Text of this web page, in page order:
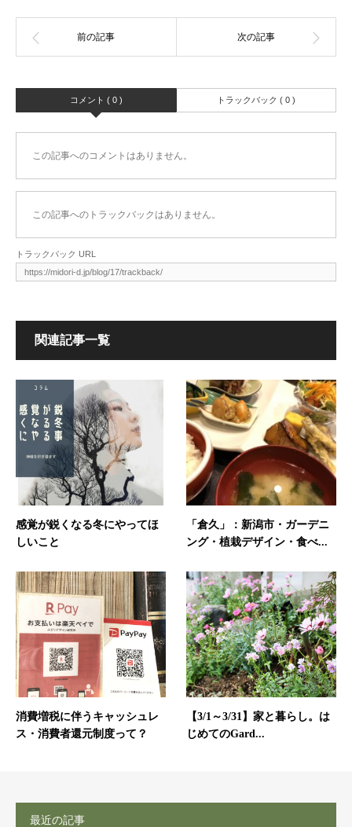
コメント ( 0 ) トラックバック ( 0 )
この記事へのコメントはありません。
この記事へのトラックバックはありません。
トラックバック URL
関連記事一覧
感覚が鋭くなる冬にやってほ
しいこと
「倉久」：新潟市・ガーデニ
ング・植栽デザイン・食べ...
消費増税に伴うキャッシュレ
ス・消費者還元制度って？
【3/1～3/31】家と暮らし。は
じめてのGard...
最近の記事